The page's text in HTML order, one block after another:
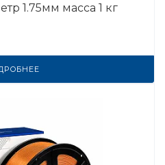
1.75мм масса 1 кг